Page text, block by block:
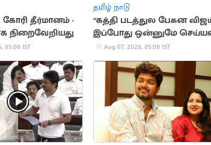
கோரி தீர்மானம் -
நிறைவேறியது
05:08 IST
தமிழ் நாடு
“கத்தி படத்துல பேசுன
இப்போது ஒன்னுமே
விவசாயிகள் காட்டம்
Aug 07, 2026, 05:08 IST